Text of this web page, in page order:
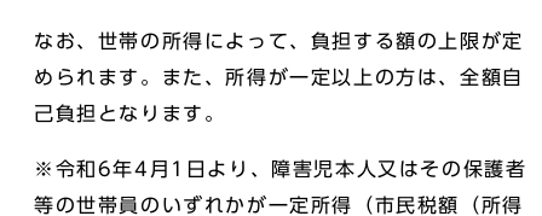
なお、世帯の所得によって、負担する額の上限が定
められます。また、所得が一定以上の方は、全額自
己負担となります。
※令和6年4月1日より、障害児本人又はその保護者
等の世帯員のいずれかが一定所得（市民税額（所得